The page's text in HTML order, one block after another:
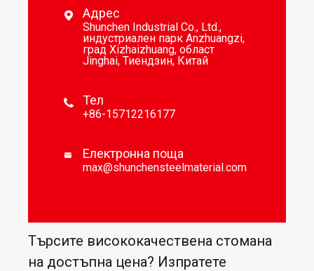
 Адрес
Shunchen Industrial Co., Ltd.,
индустриален парк Anzhuangzi,
град Xizhaizhuang, област
Jinghai, Тиендзин, Китай
 Тел
+86-15712216177
 Електронна поща
max@shunchensteelmaterial.com
Търсите висококачествена стомана
на достъпна цена? Изпратете